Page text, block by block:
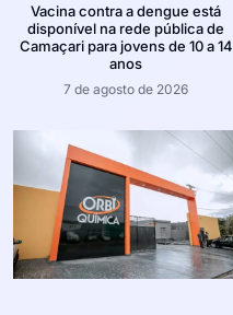
Vacina contra a dengue está
disponível na rede pública de
Camaçari para jovens de 10 a 14
anos
7 de agosto de 2026